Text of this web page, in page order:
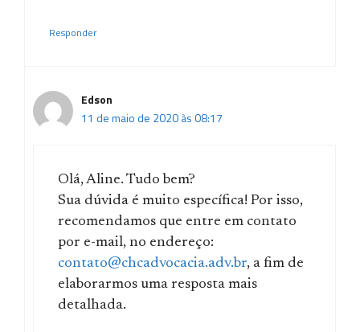
Responder
Edson
11 de maio de 2020 às 08:17
Olá, Aline. Tudo bem?
Sua dúvida é muito específica! Por isso,
recomendamos que entre em contato
por e-mail, no endereço:
contato@chcadvocacia.adv.br, a fim de
elaborarmos uma resposta mais
detalhada.